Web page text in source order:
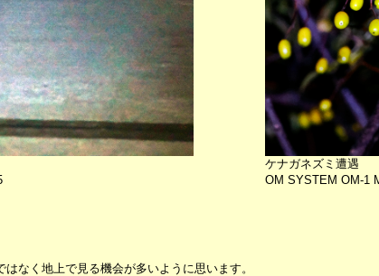
ケナガネズミ遭遇
OM SYSTEM OM-1
なく地上で見る機会が多いように思います。